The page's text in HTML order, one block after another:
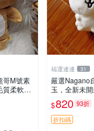
哥M號素
質柔軟，
，保
贈送皆
熊 毛玩
福運連連 31
嚴選Nagano
玉，全新未
頻確認，海
選Nagano自
玉，全新未開
頻確認，四川
$820 93折
折扣碼